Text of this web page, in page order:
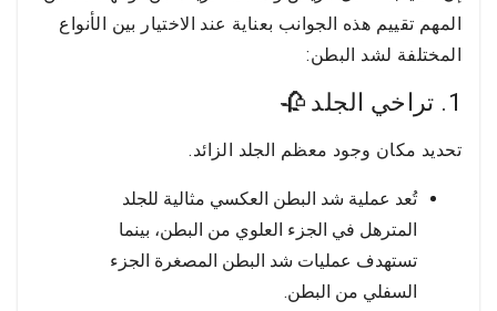
المهم تقييم هذه الجوانب بعناية عند الاختيار بين الأنواع
المختلفة لشد البطن:
1. تراخي الجلد 🥀
تحديد مكان وجود معظم الجلد الزائد.
تُعد عملية شد البطن العكسي مثالية للجلد
المترهل في الجزء العلوي من البطن، بينما
تستهدف عمليات شد البطن المصغرة الجزء
السفلي من البطن.